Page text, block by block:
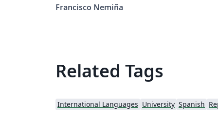
Francisco Nemiña
Related Tags
International Languages University Spanish